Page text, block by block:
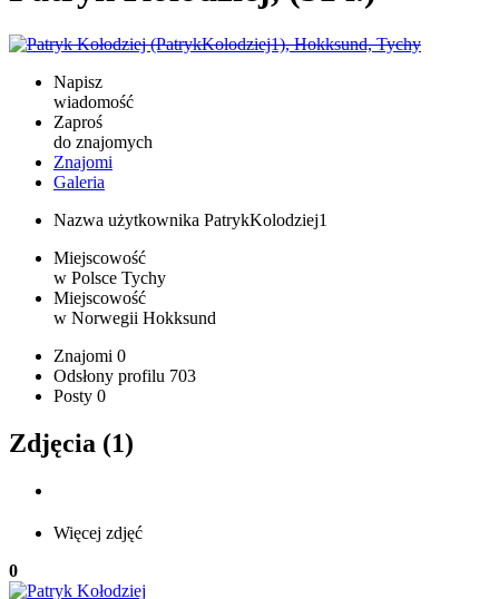
Napisz
wiadomość
Zaproś
do znajomych
Znajomi
Galeria
Nazwa użytkownika PatrykKolodziej1
Miejscowość
w Polsce Tychy
Miejscowość
w Norwegii Hokksund
Znajomi 0
Odsłony profilu 703
Posty 0
Zdjęcia (1)
Więcej zdjęć
0